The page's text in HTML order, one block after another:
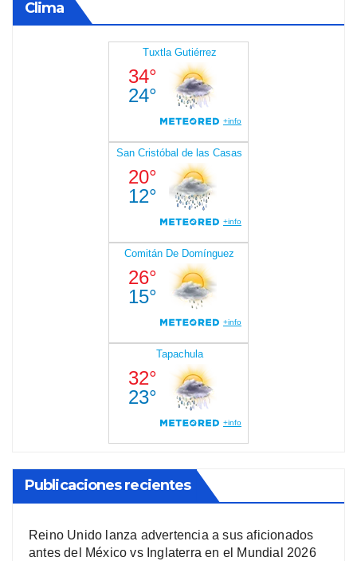
Clima
Publicaciones recientes
Reino Unido lanza advertencia a sus aficionados
antes del México vs Inglaterra en el Mundial 2026